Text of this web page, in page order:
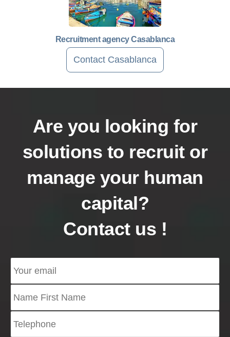
Recruitment agency Casablanca
Contact Casablanca
Are you looking for
solutions to recruit or
manage your human
capital?
Contact us !